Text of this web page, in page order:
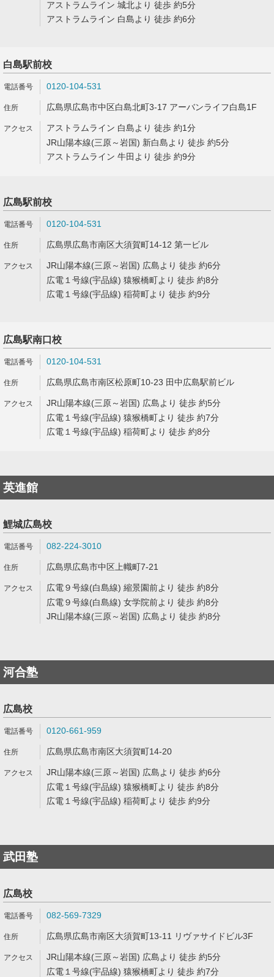
アストラムライン 城北より 徒歩 約5分
アストラムライン 白島より 徒歩 約6分
白島駅前校
0120-104-531
広島県広島市中区白島北町3-17 アーバンライフ白島1F
アストラムライン 白島より 徒歩 約1分
JR山陽本線(三原～岩国) 新白島より 徒歩 約5分
アストラムライン 牛田より 徒歩 約9分
広島駅前校
0120-104-531
広島県広島市南区大須賀町14-12 第一ビル
JR山陽本線(三原～岩国) 広島より 徒歩 約6分
広電１号線(宇品線) 猿猴橋町より 徒歩 約8分
広電１号線(宇品線) 稲荷町より 徒歩 約9分
広島駅南口校
0120-104-531
広島県広島市南区松原町10-23 田中広島駅前ビル
JR山陽本線(三原～岩国) 広島より 徒歩 約5分
広電１号線(宇品線) 猿猴橋町より 徒歩 約7分
広電１号線(宇品線) 稲荷町より 徒歩 約8分
英進館
鯉城広島校
082-224-3010
広島県広島市中区上幟町7-21
広電９号線(白島線) 縮景園前より 徒歩 約8分
広電９号線(白島線) 女学院前より 徒歩 約8分
JR山陽本線(三原～岩国) 広島より 徒歩 約8分
河合塾
広島校
0120-661-959
広島県広島市南区大須賀町14-20
JR山陽本線(三原～岩国) 広島より 徒歩 約6分
広電１号線(宇品線) 猿猴橋町より 徒歩 約8分
広電１号線(宇品線) 稲荷町より 徒歩 約9分
武田塾
広島校
082-569-7329
広島県広島市南区大須賀町13-11 リヴァサイドビル3F
JR山陽本線(三原～岩国) 広島より 徒歩 約5分
広電１号線(宇品線) 猿猴橋町より 徒歩 約7分